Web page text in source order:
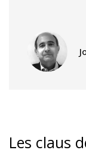
Les claus